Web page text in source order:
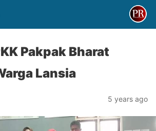
Pakpak Bharat
Lansia
5 years ago